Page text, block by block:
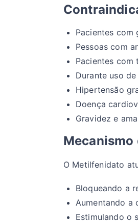
Pacientes com
Pessoas com
Pacientes com
Durante uso
Hipertensão
Doença
Gravidez e
Mecanismo
O Metilfenidato
Bloqueando a
Aumentando a
Estimulando o